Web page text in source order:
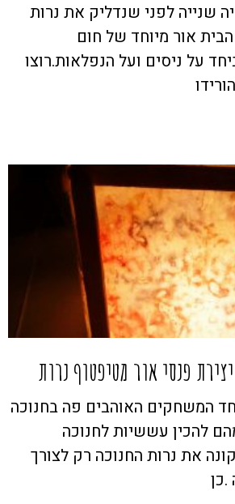
שנייה לפני שנדליק את נרות
אור מיוחד של חום
על ניסים ועל הנפלאות.רוצו
פנסי אור מטיפטוף נרות
המשחקים האוהבים פה בחנוכה
להכין עששיות לחנוכה
את נרות החנוכה רק לצורך